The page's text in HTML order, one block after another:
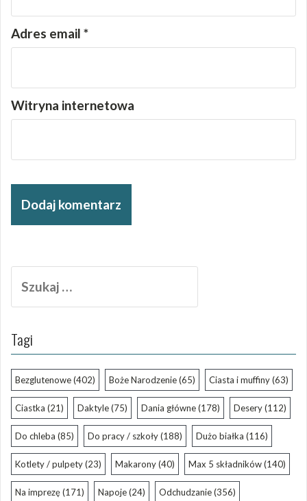
Adres email *
Witryna internetowa
Tagi
Bezglutenowe(402) Boże Narodzenie(65) Ciasta i muffiny(63)
Ciastka (21) Daktyle(75) Dania główne(178) Desery(112)
Do chleba (85) Do pracy / szkoły(188) Dużo białka (116)
Kotlety / pulpety(23) Makarony(40) Max 5 składników(140)
Na imprezę(171) Napoje(24) Odchudzanie(356)